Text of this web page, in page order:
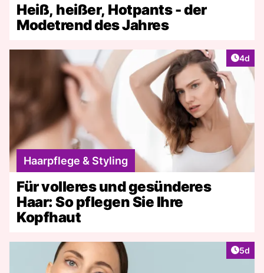
Heiß, heißer, Hotpants - der
Modetrend des Jahres
4d
Haarpflege & Styling
Für volleres und gesünderes
Haar: So pflegen Sie Ihre
Kopfhaut
5d